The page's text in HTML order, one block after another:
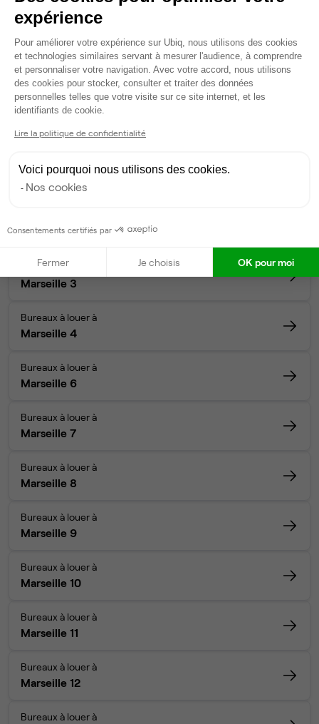
louer à Marseille 5 (13005)
Nos autres annonces de bureaux et
d'espaces de coworking à Marseille
NOS BUREAUX À LOUER PAR ARRONDISSEMENT
Bureaux à louer à
Marseille 1
Marseille 2
Bureaux à louer à
Marseille 3
Bureaux à louer à
Marseille 4
Bureaux à louer à
Marseille 6
Bureaux à louer à
Marseille 7
Bureaux à louer à
Marseille 8
Bureaux à louer à
Marseille 9
Bureaux à louer à
Marseille 10
Bureaux à louer à
Marseille 11
Bureaux à louer à
Marseille 12
Bureaux à louer à
expérience
Plateforme de Gestion du
Pour améliorer votre expérience sur Ubiq, nous utilisons des cookies
et technologies similaires servant à mesurer l'audience, à comprendre
et personnaliser votre navigation. Avec votre accord, nous utilisons
des cookies pour stocker, consulter et traiter des données
personnelles telles que votre visite sur ce site internet, et les
identifiants de cookie.
Lire la politique de confidentialité
Voici pourquoi nous utilisons des cookies.
Nos cookies
Consentements certifiés par
Fermer Je choisis OK pour moi